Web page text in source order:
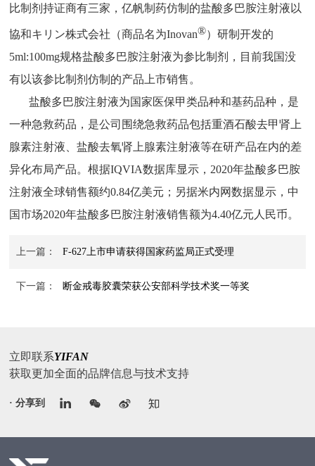
比制剂持证商有三家，亿帆制药仿制的盐酸多巴胺注射液以
協和キリン株式会社（商品名为Inovan®）研制开发的
5ml:100mg规格盐酸多巴胺注射液为参比制剂，目前我国没
有以该参比制剂仿制的产品上市销售。
盐酸多巴胺注射液为国家医保甲类品种和基药品种，是
一种急救药品，是公司围绕急救药品包括重酒石酸去甲肾上
腺素注射液、盐酸去氧肾上腺素注射液等在研产品在内的差
异化布局产品。根据IQVIA数据库显示，2020年盐酸多巴胺
注射液全球销售额约0.84亿美元；另据米内网数据显示，中
国市场2020年盐酸多巴胺注射液销售额为4.40亿元人民币。
上一篇： F-627上市申请获得国家药监局正式受理
下一篇： 断金戒毒胶囊荣获公安部科学技术奖一等奖
立即联系YIFAN
获取更加全面的品牌信息与技术支持
· 分享到